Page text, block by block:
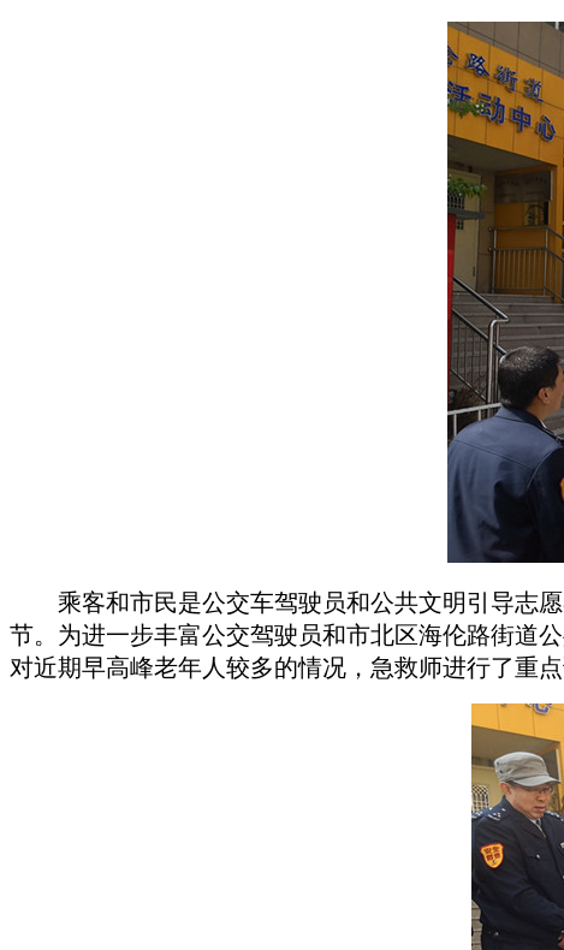
乘客和市民是公交车驾驶员和公共文明引导志
节。为进一步丰富公交驾驶员和市北区海伦路街道
对近期早高峰老年人较多的情况，急救师进行了重点